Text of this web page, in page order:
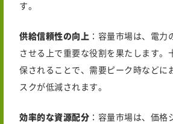
す。
供給信頼性の向上 ：容量市場は、電力
させる上で重要な役割を果たします。
保されることで、需要ピーク時などに
スクが低減されます。
効率的な資源配分 ：容量市場は、価格